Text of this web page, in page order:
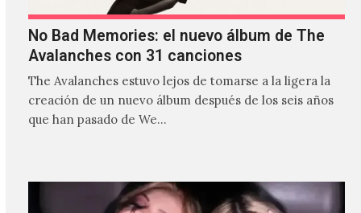
No Bad Memories: el nuevo álbum de The
Avalanches con 31 canciones
The Avalanches estuvo lejos de tomarse a la ligera la
creación de un nuevo álbum después de los seis años
que han pasado de We…